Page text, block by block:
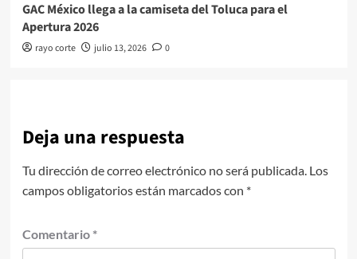
GAC México llega a la camiseta del Toluca para el
Apertura 2026
rayo corte julio 13, 2026 0
Deja una respuesta
Tu dirección de correo electrónico no será publicada. Los
campos obligatorios están marcados con *
Comentario *